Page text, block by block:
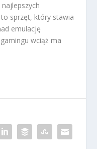
sprzęt, który stawia
emulację
wciąż ma